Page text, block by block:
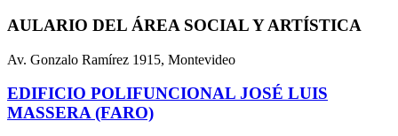
AULARIO DEL ÁREA SOCIAL Y ARTÍSTICA
Av. Gonzalo Ramírez 1915, Montevideo
EDIFICIO POLIFUNCIONAL JOSÉ LUIS
MASSERA (FARO)